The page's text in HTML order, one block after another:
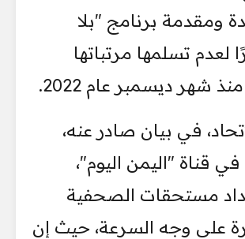
ومقدمة برنامج "بلا
لعدم تسلمها مرتباتها
شهر ديسمبر عام 2022.
في بيان صادر عنه،
قناة "اليمن اليوم"،
مستحقات الصحفية
على وجه السرعة، حيث إن